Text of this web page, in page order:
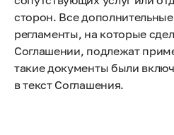
сторон. Все
регламенты, на которые
Соглашении, подлежат
такие документы были
в текст Соглашения.